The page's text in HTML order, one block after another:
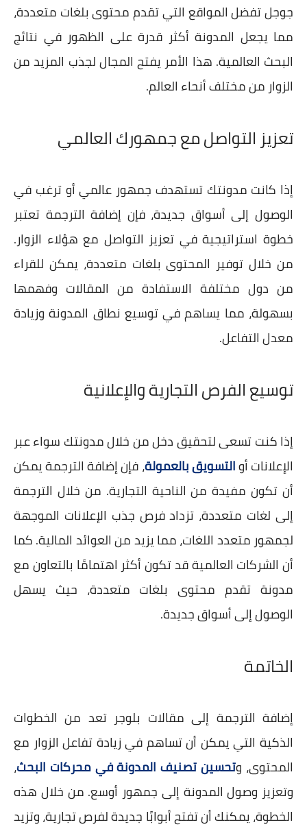
جوجل تفضل المواقع التي تقدم محتوى بلغات متعددة،
مما يجعل المدونة أكثر قدرة على الظهور في نتائج
البحث العالمية. هذا الأمر يفتح المجال لجذب المزيد من
الزوار من مختلف أنحاء العالم.
تعزيز التواصل مع جمهورك العالمي
إذا كانت مدونتك تستهدف جمهور عالمي أو ترغب في
الوصول إلى أسواق جديدة، فإن إضافة الترجمة تعتبر
خطوة استراتيجية في تعزيز التواصل مع هؤلاء الزوار.
من خلال توفير المحتوى بلغات متعددة، يمكن للقراء
من دول مختلفة الاستفادة من المقالات وفهمها
بسهولة، مما يساهم في توسيع نطاق المدونة وزيادة
معدل التفاعل.
توسيع الفرص التجارية والإعلانية
إذا كنت تسعى لتحقيق دخل من خلال مدونتك سواء عبر
الإعلانات أوالتسويق بالعمولة، فإن إضافة الترجمة يمكن
أن تكون مفيدة من الناحية التجارية. من خلال الترجمة
إلى لغات متعددة، تزداد فرص جذب الإعلانات الموجهة
لجمهور متعدد اللغات، مما يزيد من العوائد المالية. كما
أن الشركات العالمية قد تكون أكثر اهتمامًا بالتعاون مع
مدونة تقدم محتوى بلغات متعددة، حيث يسهل
الوصول إلى أسواق جديدة.
الخاتمة
إضافة الترجمة إلى مقالات بلوجر تعد من الخطوات
الذكية التي يمكن أن تساهم في زيادة تفاعل الزوار مع
المحتوى، وتحسين تصنيف المدونة في محركات البحث،
وتعزيز وصول المدونة إلى جمهور أوسع. من خلال هذه
الخطوة، يمكنك أن تفتح أبوابًا جديدة لفرص تجارية، وتزيد